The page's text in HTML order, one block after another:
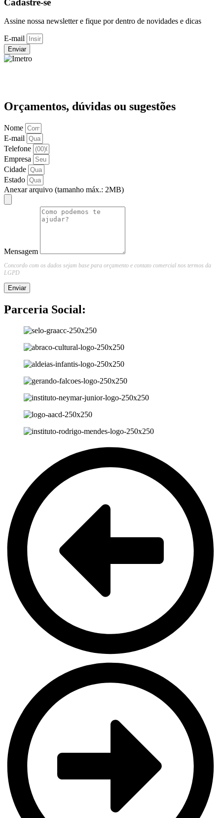
Assine nossa newsletter e fique por dentro de novidades e dicas
E-mail
Enviar
Orçamentos, dúvidas ou sugestões
Nome
E-mail
Telefone
Empresa
Cidade
Estado
Anexar arquivo (tamanho máx.: 2MB)
Mensagem
Concordo com os dados sejam base para orçamento e contato comercial nos termos da
LGPD
Enviar
Parceria Social: